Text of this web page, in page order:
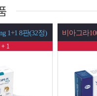
1+1 8판(32정)
+ 1
비아그라